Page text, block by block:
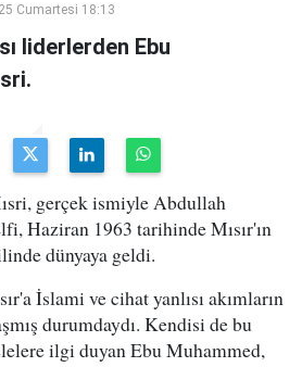
Cumartesi 18:13
liderlerden Ebu
gerçek ismiyle Abdullah
Haziran 1963 tarihinde Mısır'ın
dünyaya geldi.
İslami ve cihat yanlısı akımların
durumdaydı. Kendisi de bu
ilgi duyan Ebu Muhammed,